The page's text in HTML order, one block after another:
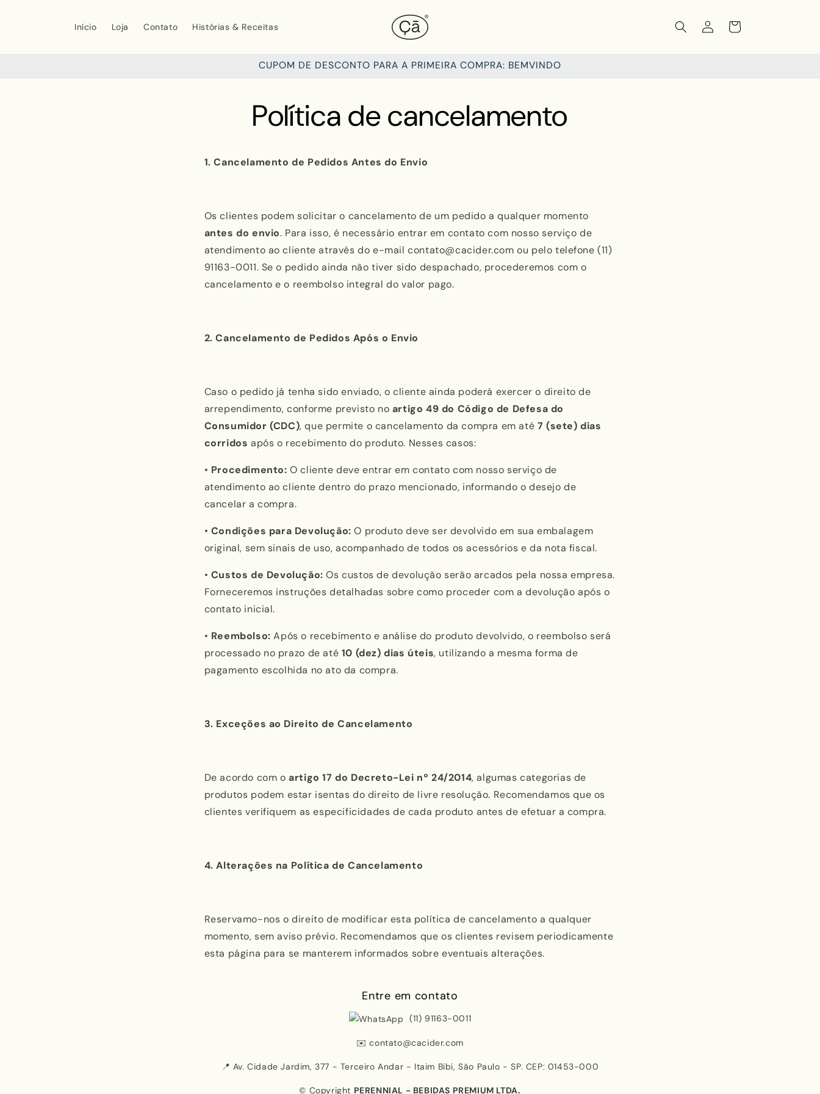
Início Loja Contato Histórias & Receitas
Fazer
login
Carrinho
CUPOM DE DESCONTO PARA A PRIMEIRA COMPRA: BEMVINDO
Política de cancelamento
1. Cancelamento de Pedidos Antes do Envio
Os clientes podem solicitar o cancelamento de um pedido a qualquer momento
antes do envio. Para isso, é necessário entrar em contato com nosso serviço de
atendimento ao cliente através do e-mail contato@cacider.com ou pelo telefone (11)
91163-0011. Se o pedido ainda não tiver sido despachado, procederemos com o
cancelamento e o reembolso integral do valor pago.
2. Cancelamento de Pedidos Após o Envio
Caso o pedido já tenha sido enviado, o cliente ainda poderá exercer o direito de
arrependimento, conforme previsto no artigo 49 do Código de Defesa do
Consumidor (CDC), que permite o cancelamento da compra em até 7 (sete) dias
corridos após o recebimento do produto. Nesses casos:
• Procedimento: O cliente deve entrar em contato com nosso serviço de
atendimento ao cliente dentro do prazo mencionado, informando o desejo de
cancelar a compra.
• Condições para Devolução: O produto deve ser devolvido em sua embalagem
original, sem sinais de uso, acompanhado de todos os acessórios e da nota fiscal.
• Custos de Devolução: Os custos de devolução serão arcados pela nossa empresa.
Forneceremos instruções detalhadas sobre como proceder com a devolução após o
contato inicial.
• Reembolso: Após o recebimento e análise do produto devolvido, o reembolso será
processado no prazo de até 10 (dez) dias úteis, utilizando a mesma forma de
pagamento escolhida no ato da compra.
3. Exceções ao Direito de Cancelamento
De acordo com oartigo 17 do Decreto-Lei nº 24/2014, algumas categorias de
produtos podem estar isentas do direito de livre resolução. Recomendamos que os
clientes verifiquem as especificidades de cada produto antes de efetuar a compra.
4. Alterações na Política de Cancelamento
Reservamo-nos o direito de modificar esta política de cancelamento a qualquer
momento, sem aviso prévio. Recomendamos que os clientes revisem periodicamente
esta página para se manterem informados sobre eventuais alterações.
Entre em contato
(11) 91163-0011
✉️contato@cacider.com
📍 Av. Cidade Jardim, 377 - Terceiro Andar - Itaim Bibi, São Paulo - SP. CEP: 01453-000
© Copyright PERENNIAL - BEBIDAS PREMIUM LTDA.